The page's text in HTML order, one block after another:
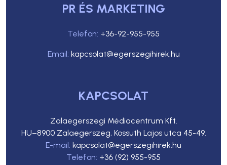
PR ÉS MARKETING
Telefon: +36-92-955-955
Email: kapcsolat@egerszegihirek.hu
KAPCSOLAT
Zalaegerszegi Médiacentrum Kft.
HU–8900 Zalaegerszeg, Kossuth Lajos utca 45-49.
E-mail: kapcsolat@egerszegihirek.hu
Telefon: +36 (92) 955-955